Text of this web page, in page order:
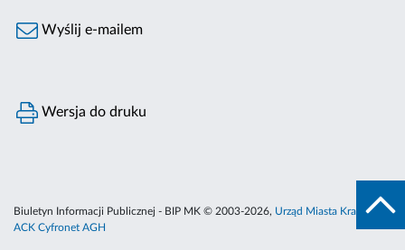
Wyślij e-mailem
Wersja do druku
Biuletyn Informacji Publicznej - BIP MK © 2003-2026, Urząd Miasta Krakowa
ACK Cyfronet AGH